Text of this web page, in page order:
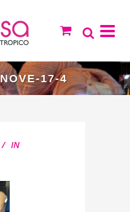
17-4
IN